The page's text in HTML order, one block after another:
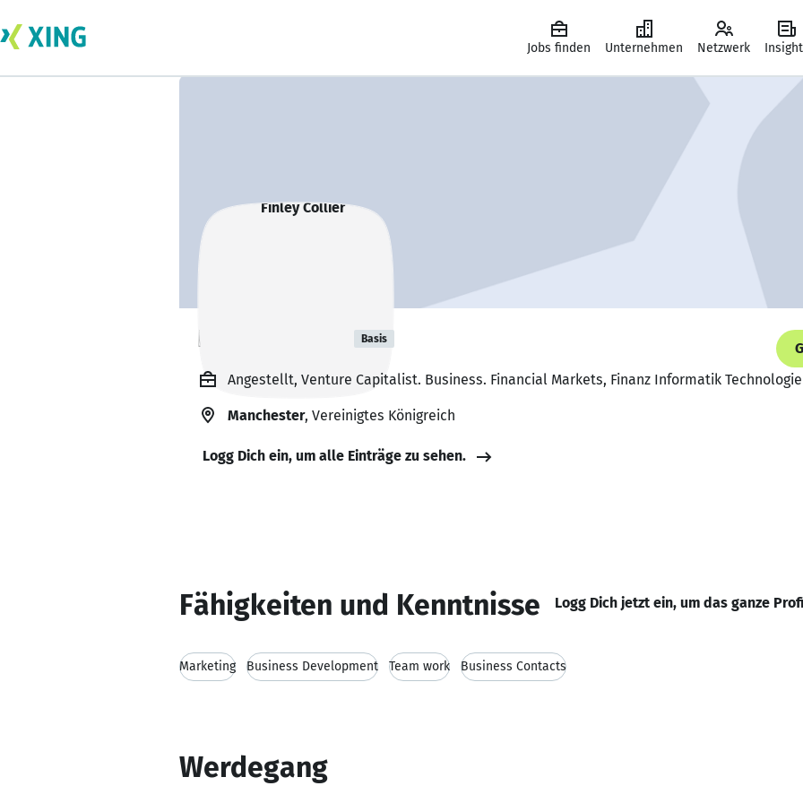
Jobs finden Unternehmen Netzwerk
Finley Collier Basis
Angestellt, Venture Capitalist. Business. Financial Markets, Finanz Informatik
Manchester, Vereinigtes Königreich
Logg Dich ein, um alle Einträge zu sehen.
Fähigkeiten und Kenntnisse Logg Dich jetzt ein, um das ganze
Marketing Business Development Team work Business Contacts
Werdegang